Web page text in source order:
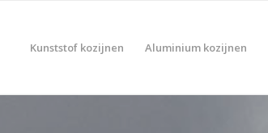
Kunststof kozijnen Aluminium kozijnen